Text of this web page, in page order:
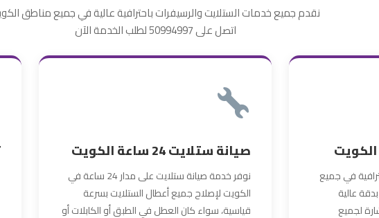
نقدم جميع خدمات الستلايت والرسيفرات باحترافية عالية في جميع مناطق
اتصل على 50994997 لطلب الخدمة الآن
في جميع
عالية
لجميع
صيانة ستلايت 24 ساعة الكويت
نوفر خدمة صيانة ستلايت على مدار 24 ساعة في
الكويت لإصلاح جميع أعطال الستلايت بسرعة
قياسية، سواء كان العطل في الطبق أو الكابلات أو